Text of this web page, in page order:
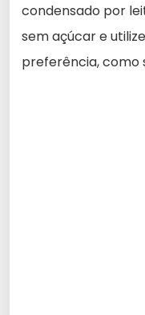
condensado por
sem açúcar e
preferência, como